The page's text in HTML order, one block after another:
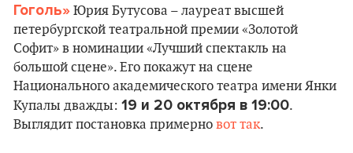
Гоголь» Юрия Бутусова – лауреат высшей
петербургской театральной премии «Золотой
Софит» в номинации «Лучший спектакль на
большой сцене». Его покажут на сцене
Национального академического театра имени Янки
Купалы дважды: 19 и 20 октября в 19:00.
Выглядит постановка примерно вот так.